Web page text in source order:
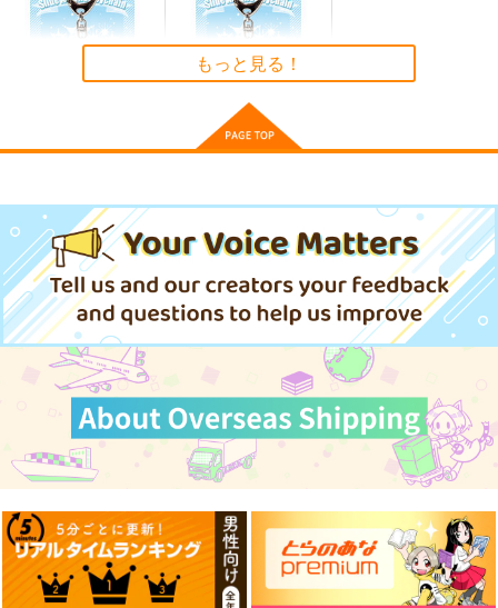
330円（税込）
サンプル
509円（税込）
サンプル
作品詳細
サンプル
東方クリアファイル
AbsoluteZero
550円（税込）
菅牧典
サンプル
作品詳細
樂４ リコレクショ
ン 【クリアファイル
付】
晩夏
1,572円（税込）
燕青
サンプル
作品詳細
東方クリアファイル
紅美鈴８
AbsoluteZero
550円（税込）
紅美鈴
サンプル
作品詳細
ダー 古明地さとり
AbsoluteZero
990円（税込）
東方Project
古明地さとり
サンプル
カート
ダー 古明地こいし
AbsoluteZero
990 円
東方Project
古明地こいし
サンプル
もっと見る！